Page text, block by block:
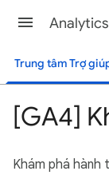
Trung tâm Trợ
[GA4]
Khám phá hành